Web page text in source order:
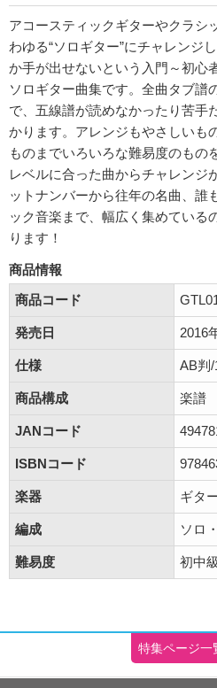
アコースティックギターやクラシ
わゆる“ソロギター”にチャレンジ
か手が出せないという入門～初心
ソロギター曲集です。全曲タブ譜
で、五線譜が読めなかったり苦手
かります。アレンジもやさしいも
ものまでいろいろな難易度のもの
レベルに合った曲からチャレンジ
ットナンバーから往年の名曲、誰
ック音楽まで、幅広く集めている
ります！
商品情報
商品コード
発売日 2016
仕様 AB判/
商品構成 楽譜
JANコード
ISBNコード
楽器 ギタ
編成 ソロ
難易度 初中級
特集ページ一